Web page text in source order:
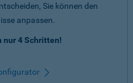
Sie können den
anpassen.
nur 4 Schritten!